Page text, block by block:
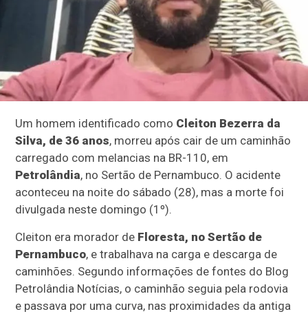
Um homem identificado como Cleiton Bezerra da
Silva, de 36 anos, morreu após cair de um caminhão
carregado com melancias na BR-110, em
Petrolândia, no Sertão de Pernambuco. O acidente
aconteceu na noite do sábado (28), mas a morte foi
divulgada neste domingo (1º).
Cleiton era morador de Floresta, no Sertão de
Pernambuco, e trabalhava na carga e descarga de
caminhões. Segundo informações de fontes do Blog
Petrolândia Notícias, o caminhão seguia pela rodovia
e passava por uma curva, nas proximidades da antiga